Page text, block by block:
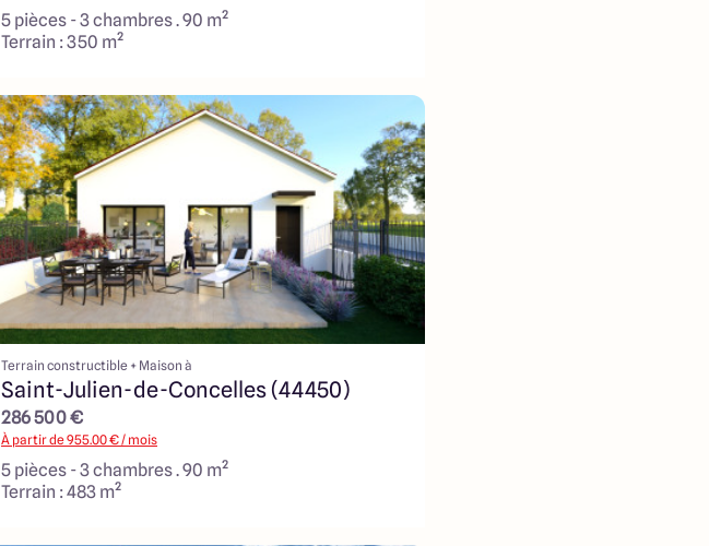
5 pièces - 3 chambres . 90 m²
Terrain : 350 m²
Terrain constructible + Maison à
Saint-Julien-de-Concelles (44450)
286 500 €
À partir de955.00€ / mois
5 pièces - 3 chambres . 90 m²
Terrain : 483 m²